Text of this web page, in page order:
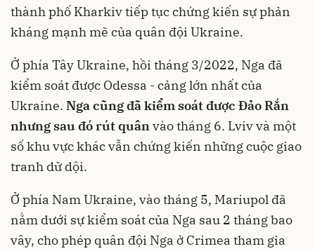
thành phố Kharkiv tiếp tục chứng kiến sự phản
kháng mạnh mẽ của quân đội Ukraine.
Ở phía Tây Ukraine, hồi tháng 3/2022, Nga đã
kiểm soát được Odessa - cảng lớn nhất của
Ukraine. Nga cũng đã kiểm soát được Đảo Rắn
nhưng sau đó rút quânvào tháng 6. Lviv và một
số khu vực khác vẫn chứng kiến những cuộc giao
tranh dữ dội.
Ở phía Nam Ukraine, vào tháng 5, Mariupol đã
nằm dưới sự kiểm soát của Nga sau 2 tháng bao
vây, cho phép quân đội Nga ở Crimea tham gia